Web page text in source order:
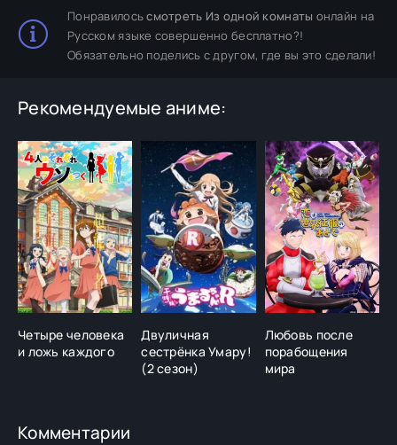
Понравилосьсмотреть Из одной комнаты онлайн на
Русском языке совершенно бесплатно?!
Обязательно поделись с другом, где вы это сделали!
Рекомендуемые аниме:
Четыре человека
и ложь каждого
Двуличная
сестрёнка Умару!
(2 сезон)
Любовь после
порабощения
мира
Комментарии